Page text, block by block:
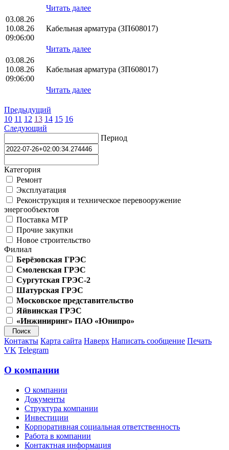
Читать далее
03.08.26
10.08.26
09:06:00
Кабельная арматура (ЗП608017)
Читать далее
03.08.26
10.08.26
09:06:00
Кабельная арматура (ЗП608017)
Читать далее
Предыдущий
10 11 12 13 14 15 16
Следующий
Период
Категория
Ремонт
Эксплуатация
Реконструкция и техническое перевооружение
энергообъектов
Поставка МТР
Прочие закупки
Новое строительство
Филиал
Берёзовская ГРЭС
Смоленская ГРЭС
Сургутская ГРЭС-2
Шатурская ГРЭС
Московское представительство
Яйвинская ГРЭС
«Инжиниринг» ПАО «Юнипро»
Контакты Карта сайта Наверх Написать сообщение Печать
VK Telegram
О компании
О компании
Документы
Структура компании
Инвестиции
Корпоративная социальная ответственность
Работа в компании
Контактная информация